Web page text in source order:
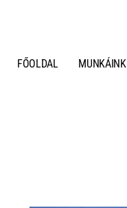
FŐOLDAL MUNKÁINK